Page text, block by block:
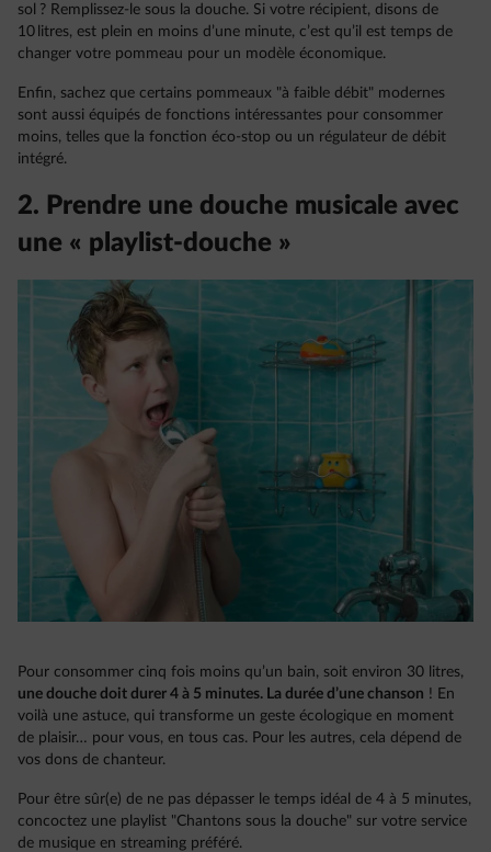
sol ? Remplissez-le sous la douche. Si votre récipient, disons de
10 litres, est plein en moins d’une minute, c’est qu’il est temps de
changer votre pommeau pour un modèle économique.
Enfin, sachez que certains pommeaux "à faible débit" modernes
sont aussi équipés de fonctions intéressantes pour consommer
moins, telles que la fonction éco-stop ou un régulateur de débit
intégré.
2. Prendre une douche musicale avec
une « playlist-douche »
Pour consommer cinq fois moins qu’un bain, soit environ 30 litres,
une douche doit durer 4 à 5 minutes. La durée d’une chanson ! En
voilà une astuce, qui transforme un geste écologique en moment
de plaisir… pour vous, en tous cas. Pour les autres, cela dépend de
vos dons de chanteur.
Pour être sûr(e) de ne pas dépasser le temps idéal de 4 à 5 minutes,
concoctez une playlist "Chantons sous la douche" sur votre service
de musique en streaming préféré.